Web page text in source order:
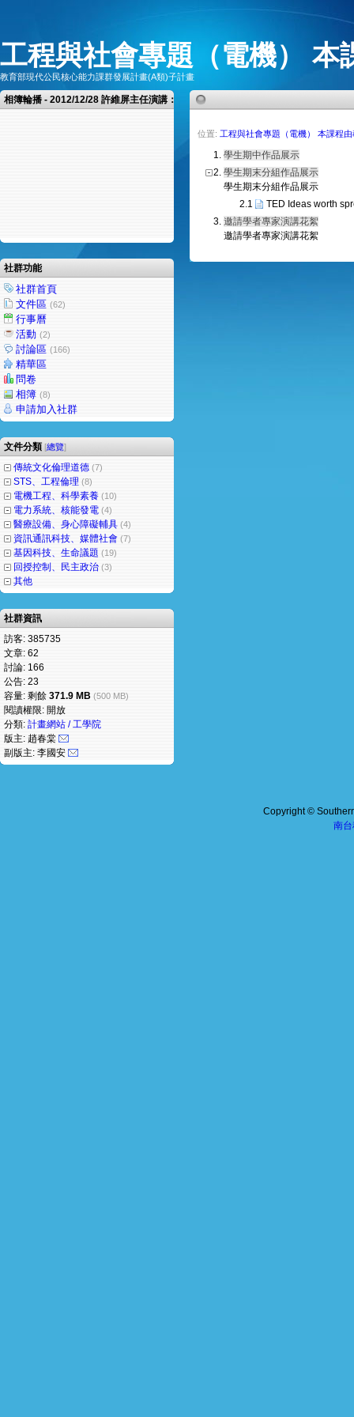
工程與社會專題（電機） 本
教育部現代公民核心能力課群發展計畫(A類)子計畫
相簿輪播 - 2012/12/28 許維屏主任演講：美的感知與實踐―從公共藝術出發
社群功能
社群首頁
文件區 (62)
行事曆
活動 (2)
討論區 (166)
精華區
問卷
相簿 (8)
申請加入社群
文件分類 [總覽]
傳統文化倫理道德 (7)
STS、工程倫理 (8)
電機工程、科學素養 (10)
電力系統、核能發電 (4)
醫療設備、身心障礙輔具 (4)
資訊通訊科技、媒體社會 (7)
基因科技、生命議題 (19)
回授控制、民主政治 (3)
其他
社群資訊
訪客: 385735
文章: 62
討論: 166
公告: 23
容量: 剩餘 371.9 MB (500 MB)
閱讀權限: 開放
分類: 計畫網站 / 工學院
版主: 趙春棠
副版主: 李國安
位置: 工程與社會專題（電機） 本課程
1. 學生期中作品展示
2. 學生期末分組作品展示
學生期末分組作品展示
2.1
TED Ideas worth
3. 邀請學者專家演講花絮
邀請學者專家演講花絮
Copyright ©
南